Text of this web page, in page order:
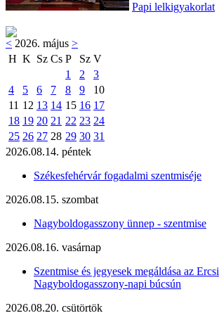
Papi lelkigyakorlat
< 2026. május >
H K Sz Cs P Sz V
1
2
3
4
5 6 7 8 9
10
11 12 13 14 15 16 17
18 19 20 21 22 23 24
25 26 27 28 29 30 31
2026.08.14. péntek
Székesfehérvár fogadalmi szentmiséje
2026.08.15. szombat
Nagyboldogasszony ünnep - szentmise
2026.08.16. vasárnap
Szentmise és jegyesek megáldása az Ercsi
Nagyboldogasszony-napi búcsún
2026.08.20. csütörtök